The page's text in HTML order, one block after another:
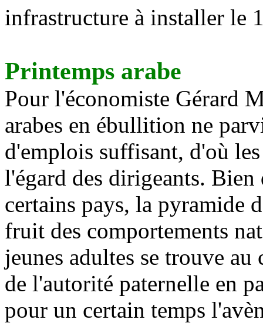
infrastructure à installer le
Printemps arabe
Pour l'économiste Gérard
arabes en ébullition ne
d'emplois suffisant, d'où
l'égard des dirigeants.
certains pays, la pyramide
fruit des comportements
jeunes adultes se trouve
de l'autorité paternelle en
pour un certain temps